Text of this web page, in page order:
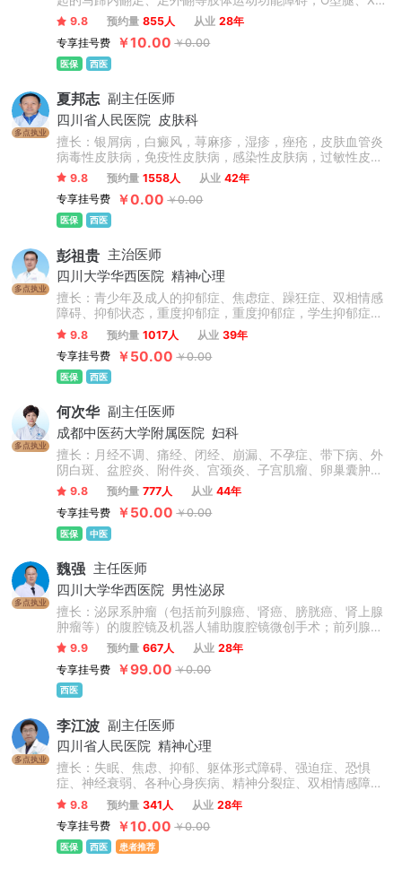
腿、肢体不等长、骨不连接、髋关节脱位以及各类脑血管疾
病引起肢体偏瘫等肢体矫形手术。
9.8 预约量 855人 从业 28年
专享挂号费
￥10.00 ￥0.00
医保 西医
多点执业
夏邦志 副主任医师
四川省人民医院
皮肤科
擅长：银屑病，白癜风，荨麻疹，湿疹，痤疮，皮肤血管炎
病毒性皮肤病，免疫性皮肤病，感染性皮肤病，过敏性皮肤
病，皮肤美容等疾病的诊疗。
9.8 预约量 1558人 从业 42年
专享挂号费
￥0.00 ￥0.00
医保 西医
多点执业
彭祖贵 主治医师
四川大学华西医院 精神心理
擅长：青少年及成人的抑郁症、焦虑症、躁狂症、双相情感
障碍、抑郁状态，重度抑郁症，重度抑郁症，学生抑郁症，
青少年抑郁症，抑郁复发，心理障碍，儿童心理问题，青少
年心理问题，孩子厌学，考试焦虑，叛逆精神分裂症等精神
心理疾病的治疗。尤其擅长对精神分裂症急性期控制、维持
期治疗、康复指导预防复发及青少年心理障碍、创伤性应激
9.8 预约量 1017人 从业 39年
专享挂号费
￥50.00 ￥0.00
医保 西医
多点执业
何次华 副主任医师
成都中医药大学附属医院 妇科
擅长：月经不调、痛经、闭经、崩漏、不孕症、带下病、外
阴白斑、盆腔炎、附件炎、宫颈炎、子宫肌瘤、卵巢囊肿、
抑郁症、更年期综合征、内分泌失调、乳腺增生、面部色
斑、面部痤疮等多种妇科常见病、多发病及疑难杂症，且疗
效颇佳。
9.8 预约量 777人 从业 44年
专享挂号费
￥50.00 ￥0.00
医保 中医
多点执业
魏强 主任医师
四川大学华西医院
男性泌尿
擅长：泌尿系肿瘤（包括前列腺癌、肾癌、膀胱癌、肾上腺
肿瘤等）的腹腔镜及机器人辅助腹腔镜微创手术；前列腺增
生、膀胱肿瘤等的经尿道手术等。
9.9 预约量 667人 从业 28年
专享挂号费
￥99.00 ￥0.00
西医
多点执业
李江波 副主任医师
四川省人民医院 精神心理
擅长：失眠、焦虑、抑郁、躯体形式障碍、强迫症、恐惧
症、神经衰弱、各种心身疾病、精神分裂症、双相情感障碍
等精神心理疾病。擅长运用森田心理疗法治疗各种疑难心理
疾病。
9.8 预约量 341人 从业 28年
专享挂号费
￥10.00 ￥0.00
医保 西医 患者推荐